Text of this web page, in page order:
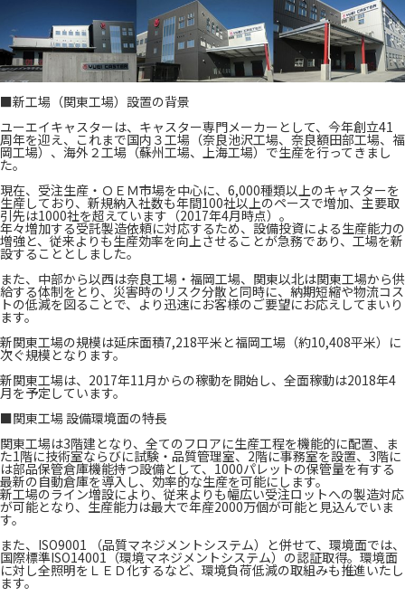
■新工場（関東工場）設置の背景
ユーエイキャスターは、キャスター専門メーカーとして、今年創立41
周年を迎え、これまで国内３工場（奈良池沢工場、奈良額田部工場、福
岡工場）、海外２工場（蘇州工場、上海工場）で生産を行ってきまし
た。
現在、受注生産・ＯＥＭ市場を中心に、6,000種類以上のキャスターを
生産しており、新規納入社数も年間100社以上のペースで増加、主要取
引先は1000社を超えています（2017年4月時点）。
年々増加する受託製造依頼に対応するため、設備投資による生産能力の
増強と、従来よりも生産効率を向上させることが急務であり、工場を新
設することとしました。
また、中部から以西は奈良工場・福岡工場、関東以北は関東工場から供
給する体制をとり、災害時のリスク分散と同時に、納期短縮や物流コス
トの低減を図ることで、より迅速にお客様のご要望にお応えしてまいり
ます。
新関東工場の規模は延床面積7,218平米と福岡工場（約10,408平米）に
次ぐ規模となります。
新関東工場は、2017年11月からの稼動を開始し、全面稼動は2018年4
月を予定しています。
■関東工場 設備環境面の特長
関東工場は3階建となり、全てのフロアに生産工程を機能的に配置、ま
た1階に技術室ならびに試験・品質管理室、2階に事務室を設置、3階に
は部品保管倉庫機能持つ設備として、1000パレットの保管量を有する
最新の自動倉庫を導入し、効率的な生産を可能にします。
新工場のライン増設により、従来よりも幅広い受注ロットへの製造対応
が可能となり、生産能力は最大で年産2000万個が可能と見込んでいま
す。
また、ISO9001 （品質マネジメントシステム）と併せて、環境面では、
国際標準ISO14001（環境マネジメントシステム）の認証取得。環境面
に対し全照明をＬＥＤ化するなど、環境負荷低減の取組みも推進いたし
ます。